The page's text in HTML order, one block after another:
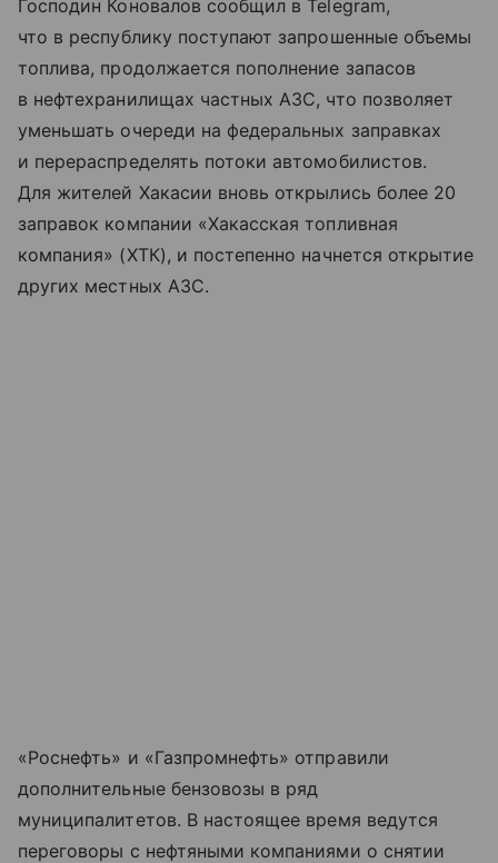
Господин Коновалов сообщил в Telegram,
что в республику поступают запрошенные объемы
топлива, продолжается пополнение запасов
в нефтехранилищах частных АЗС, что позволяет
уменьшать очереди на федеральных заправках
и перераспределять потоки автомобилистов.
Для жителей Хакасии вновь открылись более 20
заправок компании «Хакасская топливная
компания» (ХТК), и постепенно начнется открытие
других местных АЗС.
«Роснефть» и «Газпромнефть» отправили
дополнительные бензовозы в ряд
муниципалитетов. В настоящее время ведутся
переговоры с нефтяными компаниями о снятии